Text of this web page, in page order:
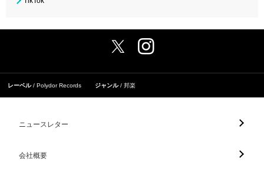
レーベル Polydor Records ジャンル 邦楽
ニュースレター
会社概要